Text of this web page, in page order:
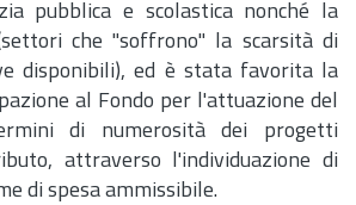
pubblica e scolastica nonché la
che "soffrono" la scarsità di
disponibili), ed è stata favorita la
al Fondo per l'attuazione del
di numerosità dei progetti
attraverso l'individuazione di
di spesa ammissibile.